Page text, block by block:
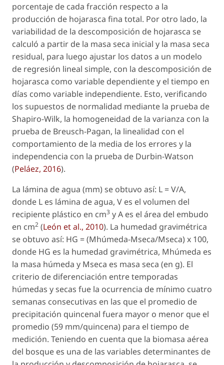
porcentaje de cada fracción respecto a la
producción de hojarasca fina total. Por otro lado, la
variabilidad de la descomposición de hojarasca se
calculó a partir de la masa seca inicial y la masa seca
residual, para luego ajustar los datos a un modelo
de regresión lineal simple, con la descomposición de
hojarasca como variable dependiente y el tiempo en
días como variable independiente. Esto, verificando
los supuestos de normalidad mediante la prueba de
Shapiro-Wilk, la homogeneidad de la varianza con la
prueba de Breusch-Pagan, la linealidad con el
comportamiento de la media de los errores y la
independencia con la prueba de Durbin-Watson
(Peláez, 2016).
La lámina de agua (mm) se obtuvo así: L = V/A,
donde L es lámina de agua, V es el volumen del
recipiente plástico en cm3 y A es el área del embudo
en cm2 (León et al., 2010). La humedad gravimétrica
se obtuvo así: HG = (Mhúmeda-Mseca/Mseca) x 100,
donde HG es la humedad gravimétrica, Mhúmeda es
la masa húmeda y Mseca es masa seca (en g). El
criterio de diferenciación entre temporadas
húmedas y secas fue la ocurrencia de mínimo cuatro
semanas consecutivas en las que el promedio de
precipitación quincenal fuera mayor o menor que el
promedio (59 mm/quincena) para el tiempo de
medición. Teniendo en cuenta que la biomasa aérea
del bosque es una de las variables determinantes de